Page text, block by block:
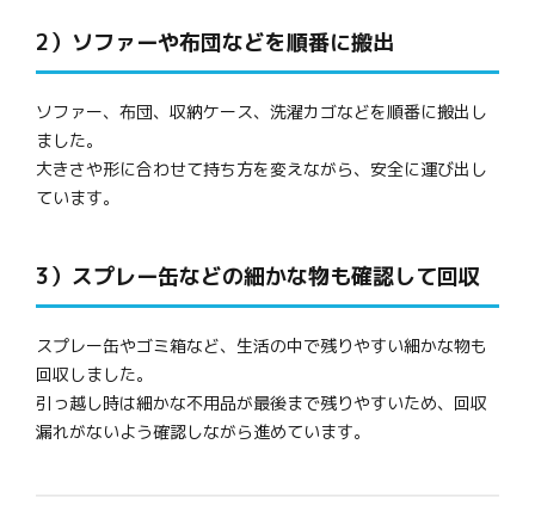
2）ソファーや布団などを順番に搬出
ソファー、布団、収納ケース、洗濯カゴなどを順番に搬出し
ました。
大きさや形に合わせて持ち方を変えながら、安全に運び出し
ています。
3）スプレー缶などの細かな物も確認して回収
スプレー缶やゴミ箱など、生活の中で残りやすい細かな物も
回収しました。
引っ越し時は細かな不用品が最後まで残りやすいため、回収
漏れがないよう確認しながら進めています。